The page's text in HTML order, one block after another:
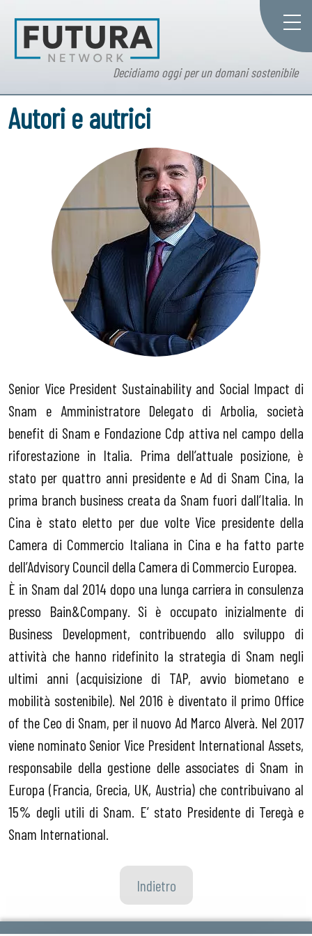
Decidiamo oggi per un domani sostenibile
Autori e autrici
Senior Vice President Sustainability and Social Impact di
Snam e Amministratore Delegato di Arbolia, società
benefit di Snam e Fondazione Cdp attiva nel campo della
riforestazione in Italia. Prima dell’attuale posizione, è
stato per quattro anni presidente e Ad di Snam Cina, la
prima branch business creata da Snam fuori dall’Italia. In
Cina è stato eletto per due volte Vice presidente della
Camera di Commercio Italiana in Cina e ha fatto parte
dell’Advisory Council della Camera di Commercio Europea.
È in Snam dal 2014 dopo una lunga carriera in consulenza
presso Bain&Company. Si è occupato inizialmente di
Business Development, contribuendo allo sviluppo di
attività che hanno ridefinito la strategia di Snam negli
ultimi anni (acquisizione di TAP, avvio biometano e
mobilità sostenibile). Nel 2016 è diventato il primo Office
of the Ceo di Snam, per il nuovo Ad Marco Alverà. Nel 2017
viene nominato Senior Vice President International Assets,
responsabile della gestione delle associates di Snam in
Europa (Francia, Grecia, UK, Austria) che contribuivano al
15% degli utili di Snam. E’ stato Presidente di Teregà e
Snam International.
Indietro